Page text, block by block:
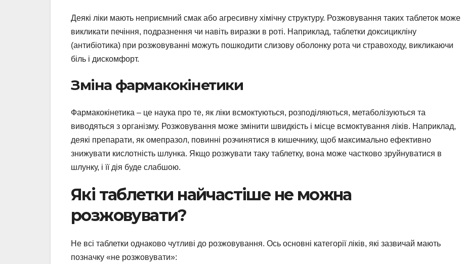
Деякі ліки мають неприємний смак або агресивну хімічну структуру. Розжовування таких таблеток може
викликати печіння, подразнення чи навіть виразки в роті. Наприклад, таблетки доксицикліну
(антибіотика) при розжовуванні можуть пошкодити слизову оболонку рота чи стравоходу, викликаючи
біль і дискомфорт.
Зміна фармакокінетики
Фармакокінетика – це наука про те, як ліки всмоктуються, розподіляються, метаболізуються та
виводяться з організму. Розжовування може змінити швидкість і місце всмоктування ліків. Наприклад,
деякі препарати, як омепразол, повинні розчинятися в кишечнику, щоб максимально ефективно
знижувати кислотність шлунка. Якщо розжувати таку таблетку, вона може частково зруйнуватися в
шлунку, і її дія буде слабшою.
Які таблетки найчастіше не можна
розжовувати?
Не всі таблетки однаково чутливі до розжовування. Ось основні категорії ліків, які зазвичай мають
позначку «не розжовувати»: